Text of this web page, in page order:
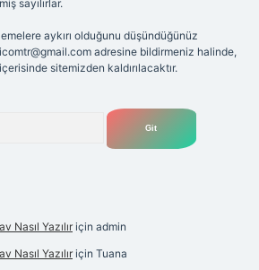
sayılırlar.
aykırı olduğunu düşündüğünüz
adresine bildirmeniz halinde,
sitemizden kaldırılacaktır.
Nasıl Yazılır için admin
Nasıl Yazılır için Tuana